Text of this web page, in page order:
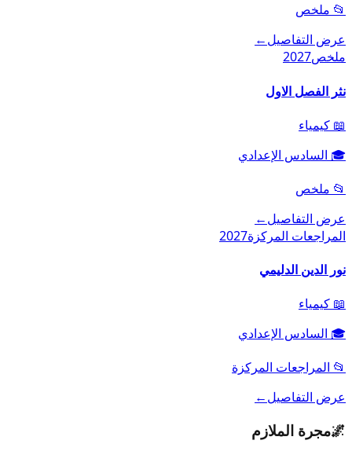
📂 ملخص
عرض التفاصيل←
ملخص2027
نثر الفصل الاول
📖 كيمياء
🎓 السادس الإعدادي
📂 ملخص
عرض التفاصيل←
المراجعات المركزة2027
نور الدين الدليمي
📖 كيمياء
🎓 السادس الإعدادي
📂 المراجعات المركزة
عرض التفاصيل←
🌌مجرة الملازم